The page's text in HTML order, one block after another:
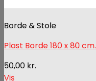
Borde & Stole
Plast Borde 180 x 80 cm.
50,00 kr.
Vis